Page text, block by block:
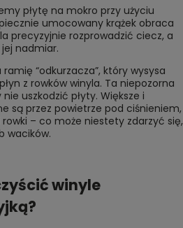
płytę na mokro przy użyciu
umocowany krążek obraca
precyzyjnie rozprowadzić ciecz, a
nadmiar.
“odkurzacza”, który wysysa
z rowków winyla. Ta niepozorna
uszkodzić płyty. Większe i
są przez powietrze pod ciśnieniem,
– co może niestety zdarzyć się,
wacików.
winyle